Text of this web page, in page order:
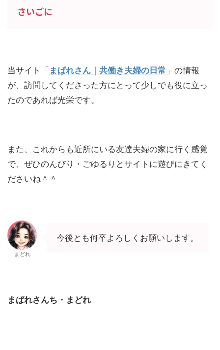
さいごに
当サイト「 まぱれさん｜共働き夫婦の日常 」の情報
が、訪問してくださった方にとって少しでも役に立っ
たのであれば光栄です。
また、これからも近所にいる友達夫婦の家に行く感覚
で、ぜひのんびり・ごゆるりとサイトに遊びにきてく
ださいね＾＾
まどれ
今後とも何卒よろしくお願いします。
まぱれさんち・まどれ